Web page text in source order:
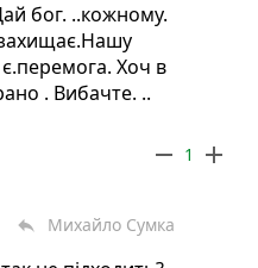
бог. ..кожному.
Хоч в
. Вибачте. ..
remove 1 add
reply Михайло Сумка